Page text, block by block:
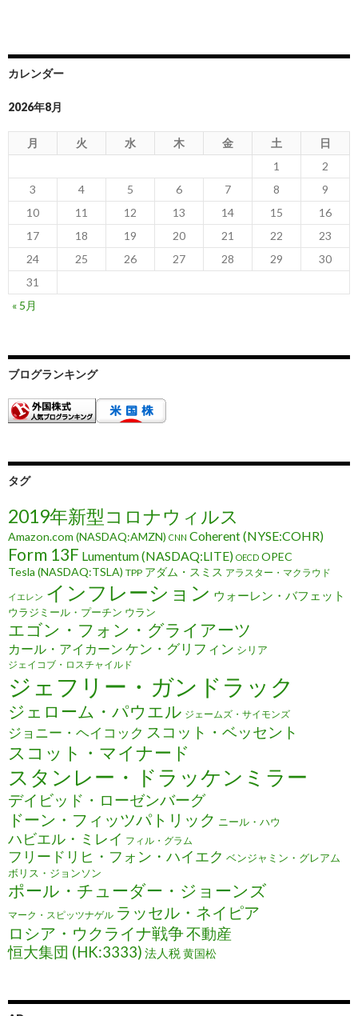
カレンダー
2026年8月
月 火 水 木 金 土
日
1
2
3
4 5 6 7 8
9
10
11 12 13 14 15
16
17
18 19 20 21 22
23
24
25 26 27 28 29
30
31
« 5月
ブログランキング
タグ
2019年新型コロナウィルス
Amazon.com (NASDAQ:AMZN) CNN Coherent (NYSE:COHR)
Form 13F Lumentum (NASDAQ:LITE) OECD OPEC
Tesla (NASDAQ:TSLA) TPP アダム・スミス アラスター・マクラウド
イエレン インフレーション ウォーレン・バフェット
ウラジミール・プーチン ウラン
エゴン・フォン・グライアーツ
カール・アイカーン ケン・グリフィン シリア
ジェイコブ・ロスチャイルド
ジェフリー・ガンドラック
ジェローム・パウエル ジェームズ・サイモンズ
ジョニー・ヘイコック スコット・ベッセント
スコット・マイナード
スタンレー・ドラッケンミラー
デイビッド・ローゼンバーグ
ドーン・フィッツパトリック ニール・ハウ
ハビエル・ミレイ フィル・グラム
フリードリヒ・フォン・ハイエク ベンジャミン・グレアム
ボリス・ジョンソン
ポール・チューダー・ジョーンズ
マーク・スピッツナゲル ラッセル・ネイピア
ロシア・ウクライナ戦争不動産
恒大集団 (HK:3333) 法人税黄国松